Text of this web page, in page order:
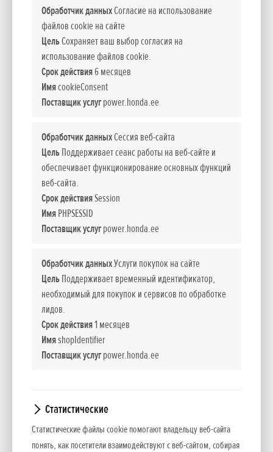
Обработчик данныхСогласие на использование
файлов cookie на сайте
ЦельСохраняет ваш выбор согласия на
использование файлов cookie.
Срок действия6 месяцев
ИмяcookieConsent
Поставщик услугpower.honda.ee
Обработчик данныхСессия веб-сайта
ЦельПоддерживает сеанс работы на веб-сайте и
обеспечивает функционирование основных функций
веб-сайта.
Срок действияSession
ИмяPHPSESSID
Поставщик услугpower.honda.ee
Обработчик данныхУслуги покупок на сайте
ЦельПоддерживает временный идентификатор,
необходимый для покупок и сервисов по обработке
лидов.
Срок действия1 месяцев
ИмяshopIdentifier
Поставщик услугpower.honda.ee
Статистические
Статистические файлы cookie помогают владельцу веб-сайта
понять, как посетители взаимодействуют с веб-сайтом, собирая
HSS 760 ETD
Идеально подходит для территорий среднего или большого
размера
и простыми в использовании. Современная
гидростатическая трансмиссия обеспечивает простое
управление. Скорость можно регулировать с помощью
ручки, подстраиваясь по погодные условия и ландшафт.
Модели оснащены рабочим фонарем и имеют выбор
между колесным и гусеничным приводом и упрощенным
- Модель с гусеничным приводом
- Электро-стартер
- Электро-регулировка желоба выбрасывания снега
- Регулировка высоты уборщика
- Фонарь